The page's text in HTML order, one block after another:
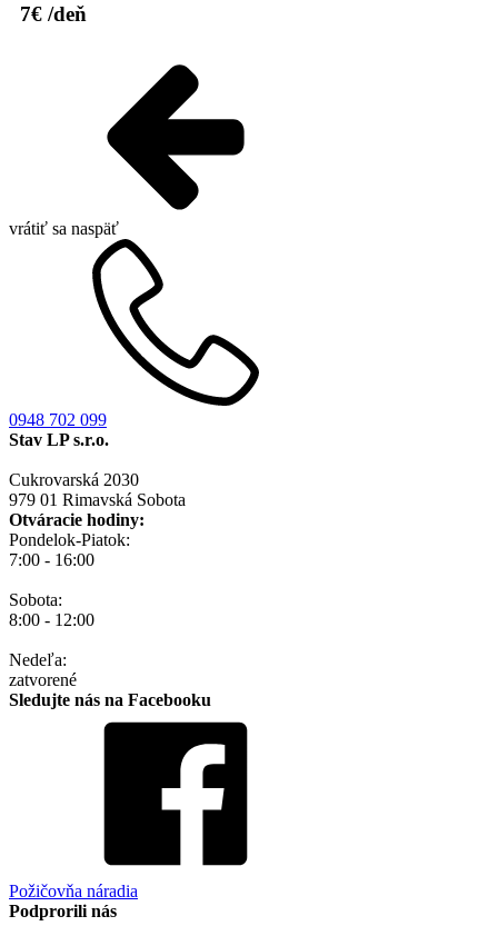
7€ /deň
vrátiť sa naspäť
0948 702 099
Stav LP s.r.o.
Cukrovarská 2030
979 01 Rimavská Sobota
Otváracie hodiny:
Pondelok-Piatok:
7:00 - 16:00
Sobota:
8:00 - 12:00
Nedeľa:
zatvorené
Sledujte nás na Facebooku
Požičovňa náradia
Podprorili nás